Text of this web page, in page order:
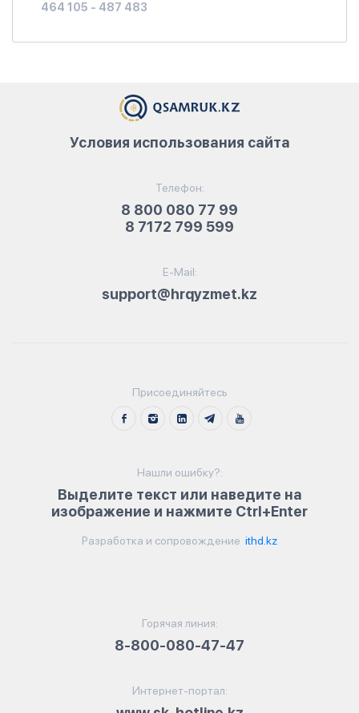
464 105 - 487 483
Телефон:
8 800 080 77 99
8 7172 799 599
E-Mail:
support@hrqyzmet.kz
Условия использования сайта
Присоединяйтесь
Нашли ошибку?:
Выделите текст или наведите на
изображение и нажмите Ctrl+Enter
Разработка и сопровождение ithd.kz
Горячая линия:
8-800-080-47-47
Интернет-портал: